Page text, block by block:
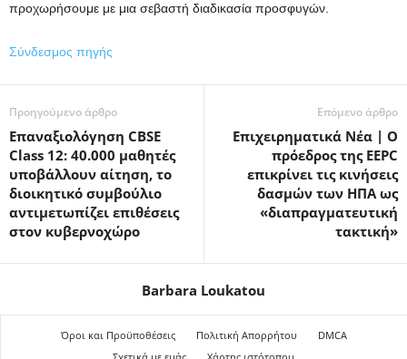
προχωρήσουμε με μια σεβαστή διαδικασία προσφυγών.
Σύνδεσμος πηγής
Προηγούμενο άρθρο
Επαναξιολόγηση CBSE
Class 12: 40.000 μαθητές
υποβάλλουν αίτηση, το
διοικητικό συμβούλιο
αντιμετωπίζει επιθέσεις
στον κυβερνοχώρο
Επόμενο άρθρο
Επιχειρηματικά Νέα | Ο
πρόεδρος της EEPC
επικρίνει τις κινήσεις
δασμών των ΗΠΑ ως
«διαπραγματευτική
τακτική»
Barbara Loukatou
Όροι και Προϋποθέσεις Πολιτική Απορρήτου
DMCA